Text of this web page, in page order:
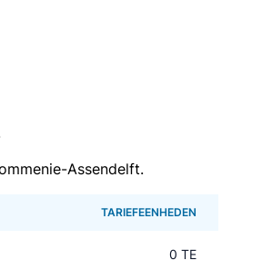
Assendelft.
TARIEFEENHEDEN
0 TE